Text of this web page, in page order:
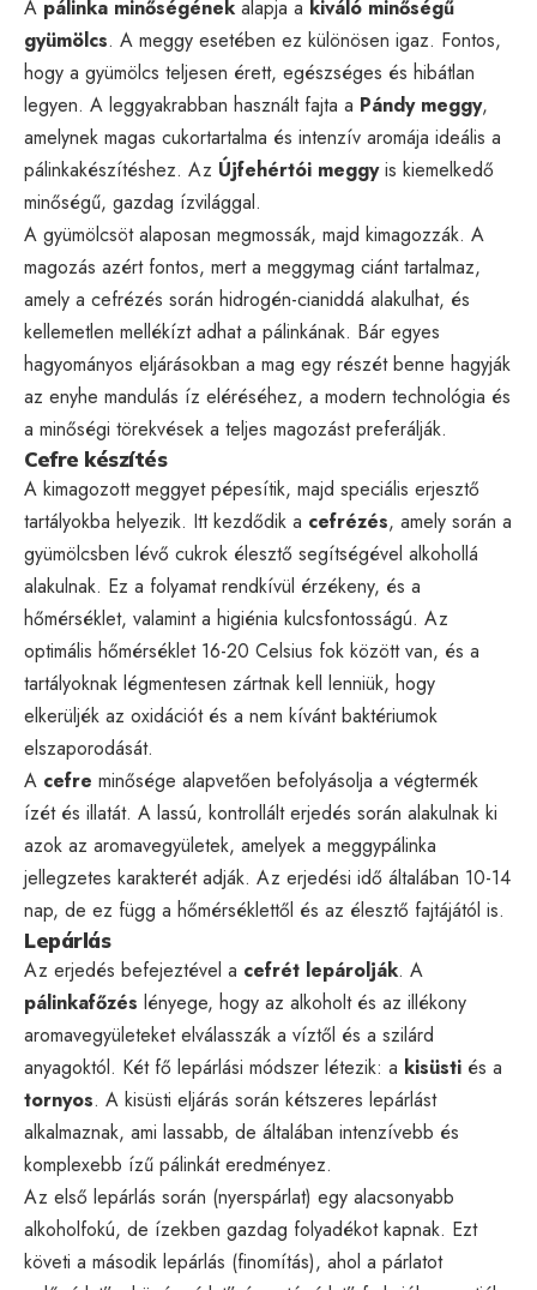
A pálinka minőségének alapja a kiváló minőségű
gyümölcs. A meggy esetében ez különösen igaz. Fontos,
hogy a gyümölcs teljesen érett, egészséges és hibátlan
legyen. A leggyakrabban használt fajta a Pándy meggy,
amelynek magas cukortartalma és intenzív aromája ideális a
pálinkakészítéshez. Az Újfehértói meggyis kiemelkedő
minőségű, gazdag ízvilággal.
A gyümölcsöt alaposan megmossák, majd kimagozzák. A
magozás azért fontos, mert a meggymag ciánt tartalmaz,
amely a cefrézés során hidrogén-cianiddá alakulhat, és
kellemetlen mellékízt adhat a pálinkának. Bár egyes
hagyományos eljárásokban a mag egy részét benne hagyják
az enyhe mandulás íz eléréséhez, a modern technológia és
a minőségi törekvések a teljes magozást preferálják.
Cefre készítés
A kimagozott meggyet pépesítik, majd speciális erjesztő
tartályokba helyezik. Itt kezdődik a cefrézés, amely során a
gyümölcsben lévő cukrok élesztő segítségével alkohollá
alakulnak. Ez a folyamat rendkívül érzékeny, és a
hőmérséklet, valamint a higiénia kulcsfontosságú. Az
optimális hőmérséklet 16-20 Celsius fok között van, és a
tartályoknak légmentesen zártnak kell lenniük, hogy
elkerüljék az oxidációt és a nem kívánt baktériumok
elszaporodását.
A cefre minősége alapvetően befolyásolja a végtermék
ízét és illatát. A lassú, kontrollált erjedés során alakulnak ki
azok az aromavegyületek, amelyek a meggypálinka
jellegzetes karakterét adják. Az erjedési idő általában 10-14
nap, de ez függ a hőmérséklettől és az élesztő fajtájától is.
Lepárlás
Az erjedés befejeztével a cefrét lepárolják. A
pálinkafőzés lényege, hogy az alkoholt és az illékony
aromavegyületeket elválasszák a víztől és a szilárd
anyagoktól. Két fő lepárlási módszer létezik: a kisüsti és a
tornyos. A kisüsti eljárás során kétszeres lepárlást
alkalmaznak, ami lassabb, de általában intenzívebb és
komplexebb ízű pálinkát eredményez.
Az első lepárlás során (nyerspárlat) egy alacsonyabb
alkoholfokú, de ízekben gazdag folyadékot kapnak. Ezt
követi a második lepárlás (finomítás), ahol a párlatot